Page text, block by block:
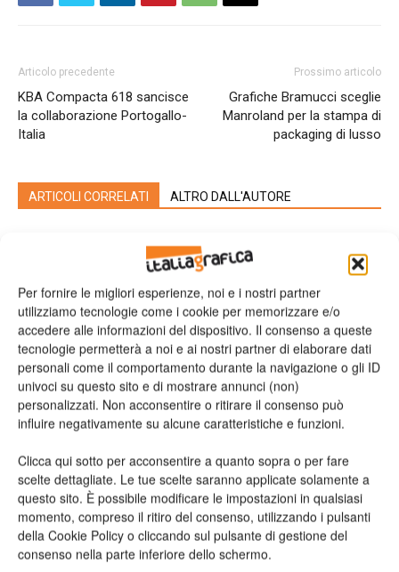
Per fornire le migliori esperienze, noi e i nostri partner
utilizziamo tecnologie come i cookie per memorizzare e/o
accedere alle informazioni del dispositivo. Il consenso a queste
tecnologie permetterà a noi e ai nostri partner di elaborare dati
personali come il comportamento durante la navigazione o gli ID
univoci su questo sito e di mostrare annunci (non)
personalizzati. Non acconsentire o ritirare il consenso può
influire negativamente su alcune caratteristiche e funzioni.
Clicca qui sotto per acconsentire a quanto sopra o per fare
scelte dettagliate. Le tue scelte saranno applicate solamente a
questo sito. È possibile modificare le impostazioni in qualsiasi
momento, compreso il ritiro del consenso, utilizzando i pulsanti
della Cookie Policy o cliccando sul pulsante di gestione del
consenso nella parte inferiore dello schermo.
Articolo precedente
KBA Compacta 618 sancisce
la collaborazione Portogallo-
Italia
Prossimo articolo
Grafiche Bramucci sceglie
Manroland per la stampa di
packaging di lusso
ARTICOLI CORRELATI ALTRO DALL'AUTORE
Viscom 2026 cambia volto: debutta il
nuovo format Exhibition & Conference
Assografici celebra 80 anni, a Milano
due giornate dedicate al futuro della
filiera grafica e cartotecnica
Heidelberg punta su packaging,
digitale e nuove tecnologie: approvata
la strategia 2026
LASCIA UN COMMENTO